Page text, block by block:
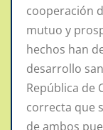
cooperación
mutuo y
hechos han
desarrollo
República de
correcta que
de ambos